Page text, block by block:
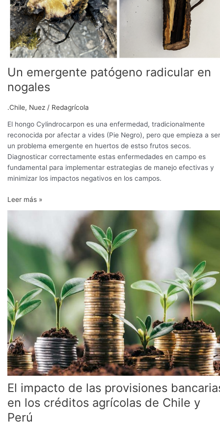
Un emergente patógeno radicular en
nogales
.Chile, Nuez / Redagrícola
El hongo Cylindrocarpon es una enfermedad, tradicionalmente
reconocida por afectar a vides (Pie Negro), pero que empieza a ser
un problema emergente en huertos de estso frutos secos.
Diagnosticar correctamente estas enfermedades en campo es
fundamental para implementar estrategias de manejo efectivas y
minimizar los impactos negativos en los campos.
Leer más »
El impacto de las provisiones
en los créditos agrícolas de Chile y
Perú
impacto
de
los
créditos
agrícolas
de
Chile
y
Perú